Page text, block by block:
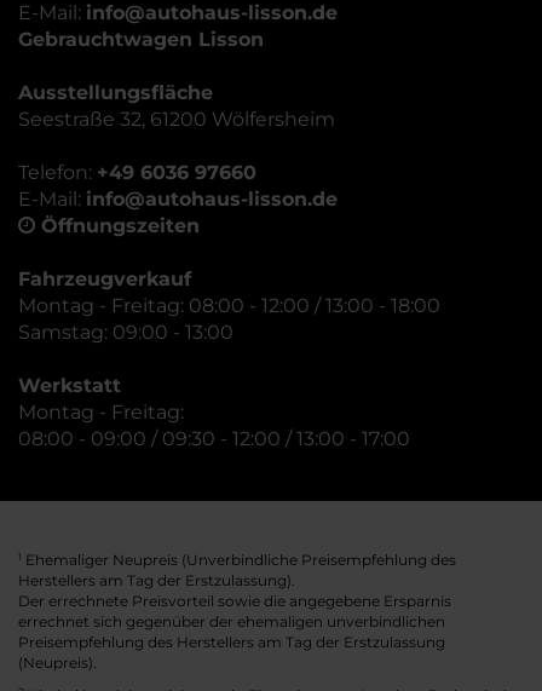
E-Mail: info@autohaus-lisson.de
Gebrauchtwagen Lisson
Ausstellungsfläche
Seestraße 32, 61200 Wölfersheim
Telefon: +49 6036 97660
E-Mail: info@autohaus-lisson.de
Öffnungszeiten
Fahrzeugverkauf
Montag - Freitag: 08:00 - 12:00 / 13:00 - 18:00
Samstag: 09:00 - 13:00
Werkstatt
Montag - Freitag:
08:00 - 09:00 / 09:30 - 12:00 / 13:00 - 17:00
1 Ehemaliger Neupreis (Unverbindliche Preisempfehlung des
Herstellers am Tag der Erstzulassung).
Der errechnete Preisvorteil sowie die angegebene Ersparnis
errechnet sich gegenüber der ehemaligen unverbindlichen
Preisempfehlung des Herstellers am Tag der Erstzulassung
(Neupreis).